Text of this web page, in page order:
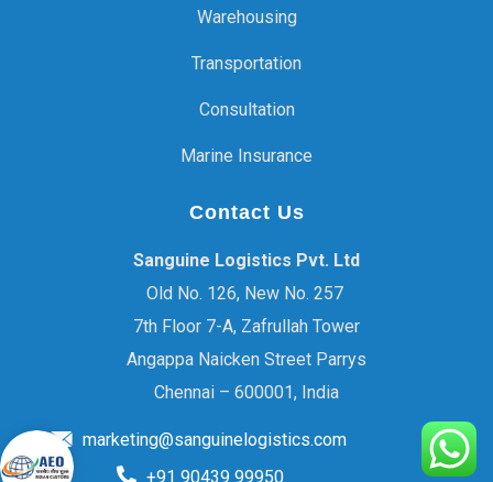
Warehousing
Transportation
Consultation
Marine Insurance
Contact Us
Sanguine Logistics Pvt. Ltd
Old No. 126, New No. 257
7th Floor 7-A, Zafrullah Tower
Angappa Naicken Street Parrys
Chennai – 600001, India
marketing@sanguinelogistics.com
+91 90439 99950